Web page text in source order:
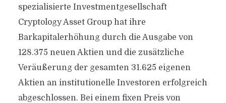
spezialisierte Investmentgesellschaft
Cryptology Asset Group hat ihre
Barkapitalerhöhung durch die Ausgabe von
128.375 neuen Aktien und die zusätzliche
Veräußerung der gesamten 31.625 eigenen
Aktien an institutionelle Investoren erfolgreich
abgeschlossen. Bei einem fixen Preis von